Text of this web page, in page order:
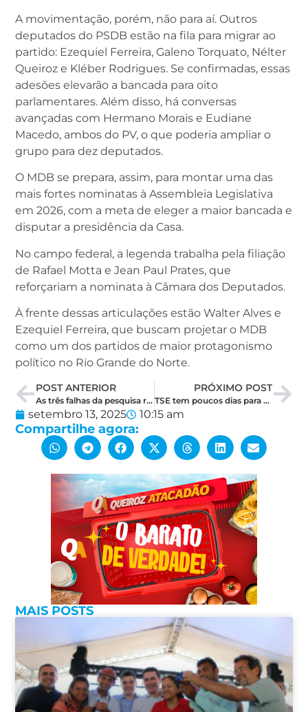
A movimentação, porém, não para aí. Outros
deputados do PSDB estão na fila para migrar ao
partido: Ezequiel Ferreira, Galeno Torquato, Nélter
Queiroz e Kléber Rodrigues. Se confirmadas, essas
adesões elevarão a bancada para oito
parlamentares. Além disso, há conversas
avançadas com Hermano Morais e Eudiane
Macedo, ambos do PV, o que poderia ampliar o
grupo para dez deputados.
O MDB se prepara, assim, para montar uma das
mais fortes nominatas à Assembleia Legislativa
em 2026, com a meta de eleger a maior bancada e
disputar a presidência da Casa.
No campo federal, a legenda trabalha pela filiação
de Rafael Motta e Jean Paul Prates, que
reforçariam a nominata à Câmara dos Deputados.
À frente dessas articulações estão Walter Alves e
Ezequiel Ferreira, que buscam projetar o MDB
como um dos partidos de maior protagonismo
político no Rio Grande do Norte.
POST ANTERIOR
As três falhas da pesquisa realizada pelo Paraná Pesquisas no RN
PRÓXIMO POST
TSE tem poucos dias para redefinir vagas da Câmara dos Deputados com base no censo
setembro 13, 2025 10:15 am
Compartilhe agora:
MAIS POSTS